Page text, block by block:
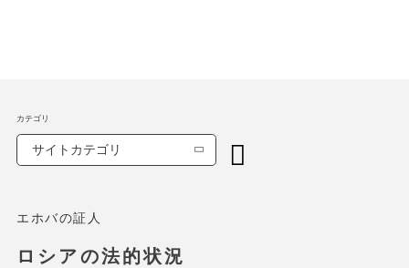
エホバの証人
ロシアの法的状況
カテゴリ
サイトカテゴリ